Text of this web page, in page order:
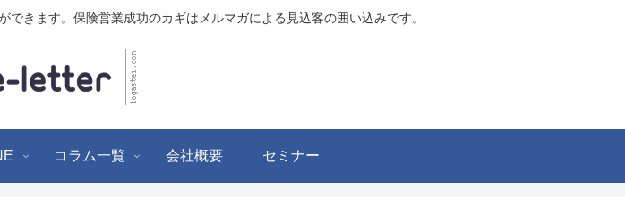
きます。保険営業成功のカギはメルマガによる見込客の囲い込みです。
コラム一覧 会社概要 セミナー